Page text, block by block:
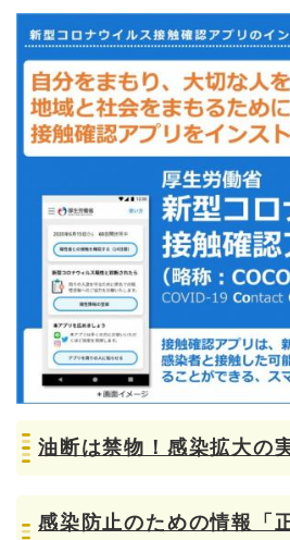
油断は禁物！感染拡大の
感染防止のための情報「